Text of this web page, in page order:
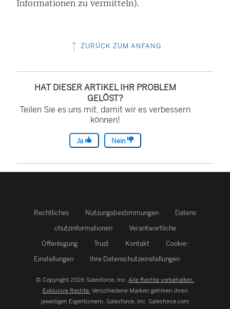
Informationen zu vermitteln).
ZURÜCK ZUM ANFANG
HAT DIESER ARTIKEL IHR PROBLEM
GELÖST?
Teilen Sie es uns mit, damit wir es verbessern
können!
Ja Nein
Rechtliches Nutzungsbestimmungen
Datens
chutzinformationen
Verantwortliche
Offenlegung
Trust Kontakt
Cookie-
Einstellungen
Ihre Datenschutzeinstellungen
© Copyright 2026 Salesforce, Inc. Alle Rechte vorbehalten.
Exklusive Rechte. Verschiedene Marken gehören ihren
jeweiligen Eigentümern. Salesforce, Inc. Salesforce.com